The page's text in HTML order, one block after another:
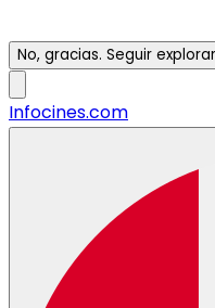
No, gracias. Seguir
Infocines.com